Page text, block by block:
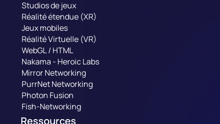
Studios de jeux
Réalité étendue (XR)
Jeux mobiles
Réalité Virtuelle (VR)
WebGL / HTML
Nakama - Heroic Labs
Mirror Networking
PurrNet Networking
Photon Fusion
Fish-Networking
Ressources